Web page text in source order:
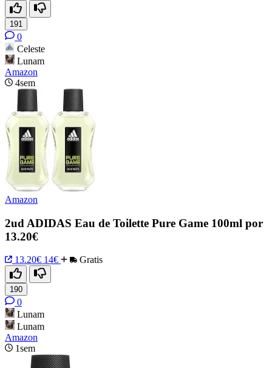
191
0
Celeste
Lunam
Amazon
4sem
Amazon
2ud ADIDAS Eau de Toilette Pure Game 100ml por
13.20€
13.20€ 14€ Gratis
190
0
Lunam
Lunam
Amazon
1sem